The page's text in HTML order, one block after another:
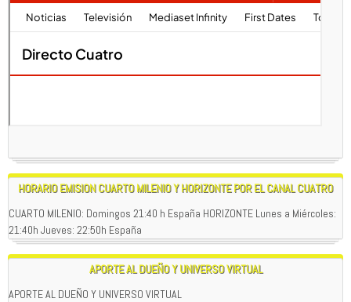
HORARIO EMISION CUARTO MILENIO Y HORIZONTE POR EL CANAL CUATRO
CUARTO MILENIO: Domingos 21:40 h España HORIZONTE Lunes a Miércoles:
21:40h Jueves: 22:50h España
APORTE AL DUEÑO Y UNIVERSO VIRTUAL
APORTE AL DUEÑO Y UNIVERSO VIRTUAL